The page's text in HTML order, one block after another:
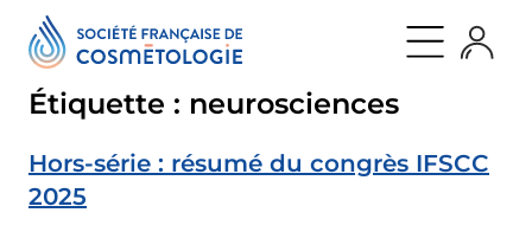
contenu
QUI SOMMES NOUS
retour
sommes
Découvrir
SFC
Nos
missions
retour
évènements
Nos
évènements
International
Symposium
Rencontres
SFC
retour
Journal
Actualités
Étiquette : neurosciences
Hors-série : résumé du congrès IFSCC
2025